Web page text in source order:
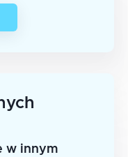
w innym